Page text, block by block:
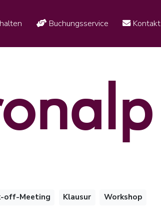
Buchungsservice Kontakt
off-Meeting Klausur Workshop